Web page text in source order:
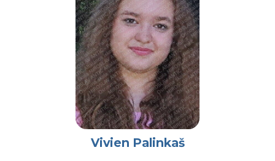
Vivien Palinkaš